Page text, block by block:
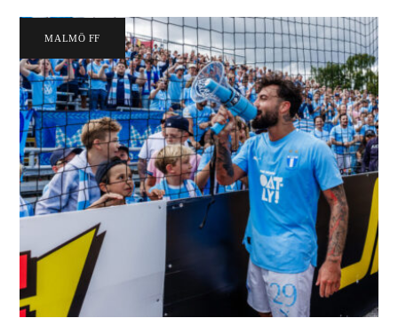
MALMÖ FF